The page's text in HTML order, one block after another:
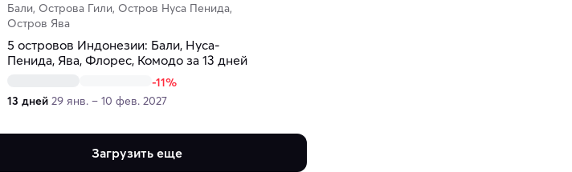
Бали, Острова Гили, Остров Нуса Пенида,
Остров Ява
5 островов Индонезии: Бали, Нуса-
Пенида, Ява, Флорес, Комодо за 13 дней
-11%
13 дней 29 янв. – 10 фев. 2027
Загрузить еще